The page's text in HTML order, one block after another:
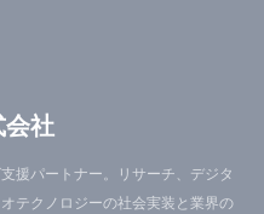
会社
援パートナー。リサーチ、デジタ
テクノロジーの社会実装と業界の